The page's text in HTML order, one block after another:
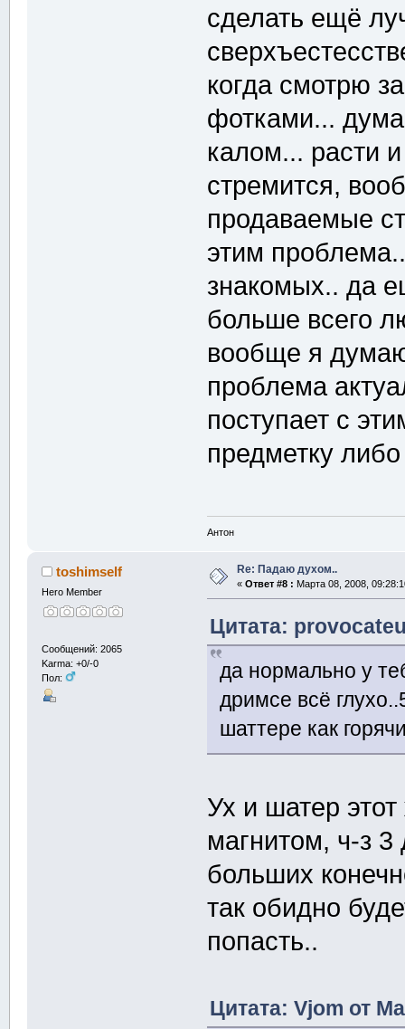
сделать ещё
когда смотрю
фотками...
калом... расти
стремится,
продаваемые
этим
знакомых.. да
больше всего
вообще я
проблема
поступает с
предметку
Антон
toshimself
Hero Member
Сообщений: 2065
Karma: +0/-0
Пол:
Re: Падаю духом..
« Ответ #8 : Марта 08, 2008,
Цитата:
да нормально у
дримсе всё
шаттере как
Ух и шатер
магнитом, ч-з
больших
так обидно
попасть..
Цитата: Vjom от